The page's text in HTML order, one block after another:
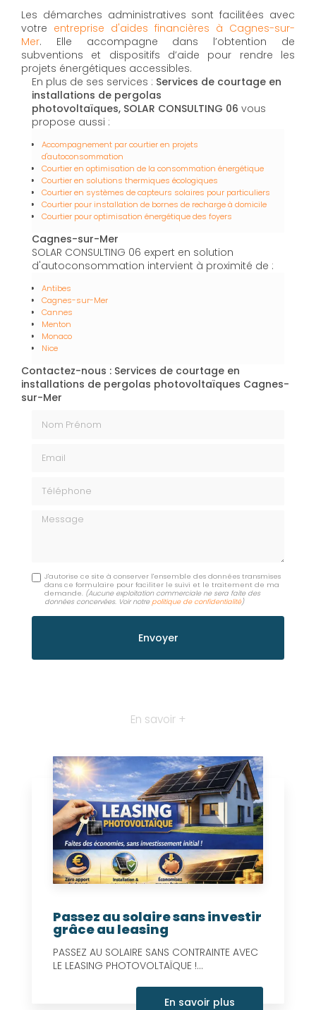
Les démarches administratives sont facilitées avec
votre entreprise d'aides financières à Cagnes-sur-
Mer. Elle accompagne dans l’obtention de
subventions et dispositifs d’aide pour rendre les
projets énergétiques accessibles.
En plus de ses services : Services de courtage en
installations de pergolas
photovoltaïques, SOLAR CONSULTING 06 vous
propose aussi :
Accompagnement par courtier en projets
d'autoconsommation
Courtier en optimisation de la consommation énergétique
Courtier en solutions thermiques écologiques
Courtier en systèmes de capteurs solaires pour particuliers
Courtier pour installation de bornes de recharge à domicile
Courtier pour optimisation énergétique des foyers
Cagnes-sur-Mer
SOLAR CONSULTING 06 expert en solution
d'autoconsommation intervient à proximité de :
Antibes
Cagnes-sur-Mer
Cannes
Menton
Monaco
Nice
Contactez-nous : Services de courtage en
installations de pergolas photovoltaïques Cagnes-
sur-Mer
Message
J'autorise ce site à conserver l'ensemble des données transmises
dans ce formulaire pour faciliter le suivi et le traitement de ma
demande. (Aucune exploitation commerciale ne sera faite des
données concervées. Voir notrepolitique de confidentialité)
En savoir +
Passez au solaire sans investir
grâce au leasing
PASSEZ AU SOLAIRE SANS CONTRAINTE AVEC
LE LEASING PHOTOVOLTAÏQUE !...
En savoir plus